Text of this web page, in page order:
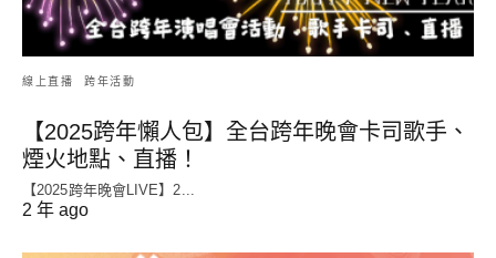
線上直播 跨年活動
【2025跨年懶人包】全台跨年晚會卡司歌手、
煙火地點、直播！
【2025跨年晚會LIVE】2...
2 年 ago